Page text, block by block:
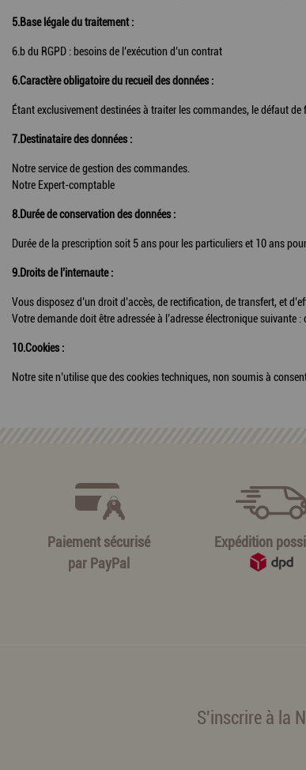
5.Base légale du traitement :
6.b du RGPD : besoins de l’exécution d’un contrat
6.Caractère obligatoire du recueil des données :
Étant exclusivement destinées à traiter les commandes, le défaut
7.Destinataire des données :
Notre service de gestion des commandes.
Notre Expert-comptable
8.Durée de conservation des données :
Durée de la prescription soit 5 ans pour les particuliers et 10 ans
9.Droits de l’internaute :
Vous disposez d’un droit d’accès, de rectification, de transfert, et
Votre demande doit être adressée à l’adresse électronique suivante
10.Cookies :
Notre site n’utilise que des cookies techniques, non soumis à
Paiement sécurisé
par PayPal
Expédition
S'inscrire à la